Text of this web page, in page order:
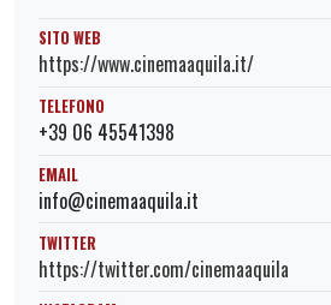
SITO WEB
https://www.cinemaaquila.it/
TELEFONO
+39 06 45541398
EMAIL
info@cinemaaquila.it
TWITTER
https://twitter.com/cinemaaquila